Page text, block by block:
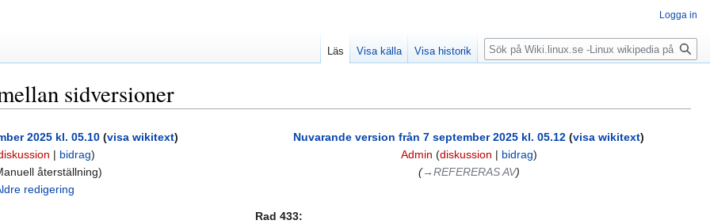
sidversioner
2025 kl. 05.10 (visa wikitext)
| bidrag)
återställning
redigering
Nuvarande version från 7 september 2025 kl. 05.12 (visa wikitext)
Admin (diskussion | bidrag)
(→‎REFERERAS AV)
Rad 433:
Logga in
Läs Visa källa Visa historik Sök